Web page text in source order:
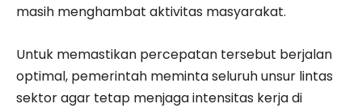
masih menghambat aktivitas masyarakat.
Untuk memastikan percepatan tersebut berjalan
optimal, pemerintah meminta seluruh unsur lintas
sektor agar tetap menjaga intensitas kerja di